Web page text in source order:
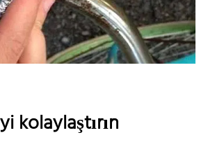
kolaylaştırın